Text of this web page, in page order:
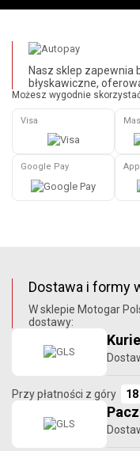
Nasz sklep zapewnia
błyskawiczne,
Możesz wygodnie
Visa
Google Pay
Dostawa i formy
W sklepie Motogar
dostawy:
Przy płatności z góry 18